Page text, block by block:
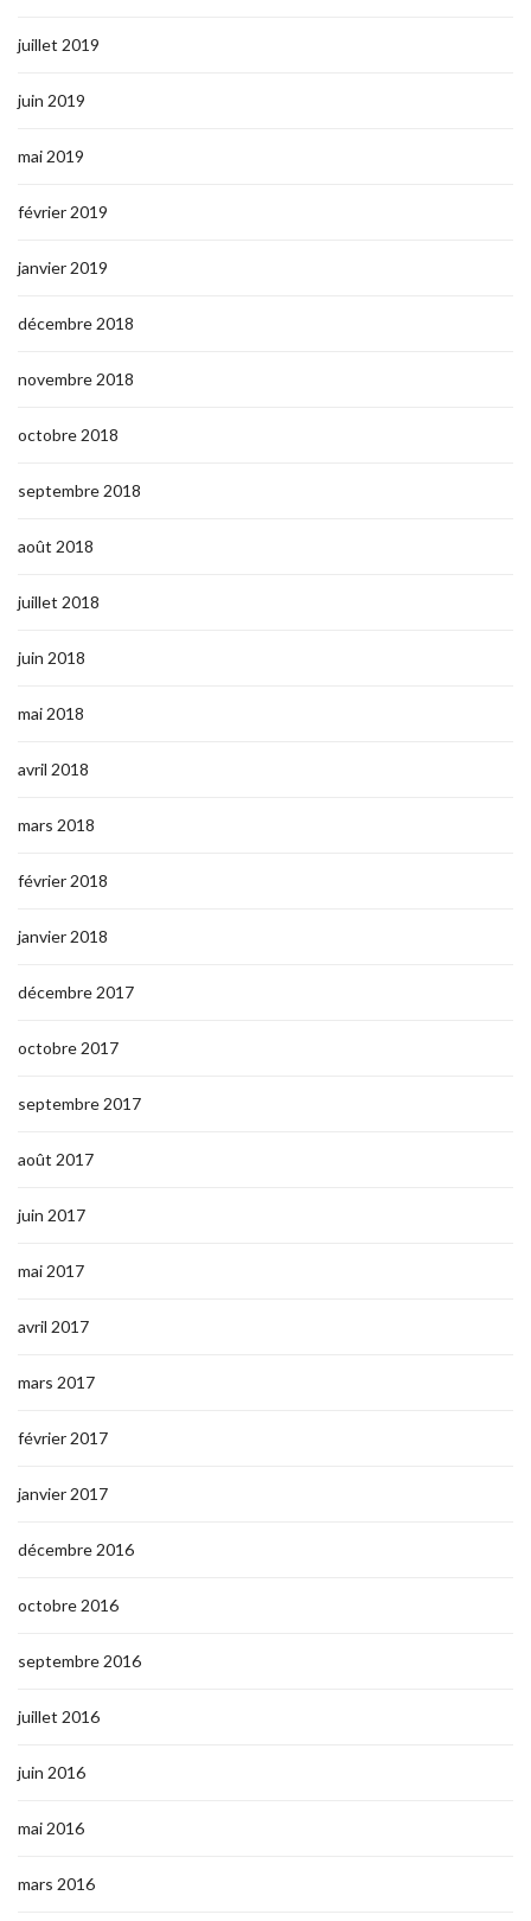
juillet 2019
juin 2019
mai 2019
février 2019
janvier 2019
décembre 2018
novembre 2018
octobre 2018
septembre 2018
août 2018
juillet 2018
juin 2018
mai 2018
avril 2018
mars 2018
février 2018
janvier 2018
décembre 2017
octobre 2017
septembre 2017
août 2017
juin 2017
mai 2017
avril 2017
mars 2017
février 2017
janvier 2017
décembre 2016
octobre 2016
septembre 2016
juillet 2016
juin 2016
mai 2016
mars 2016